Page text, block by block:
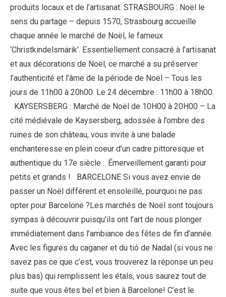
produits locaux et de l’artisanat. STRASBOURG : Noël le
sens du partage – depuis 1570, Strasbourg accueille
chaque année le marché de Noël, le fameux
‘Christkindelsmärik’. Essentiellement consacré à l’artisanat
et aux décorations de Noël, ce marché a su préserver
l’authenticité et l’âme de la période de Noël – Tous les
jours de 11h00 à 20h00. Le 24 décembre : 11h00 à 18h00.
KAYSERSBERG : Marché de Noël de 10H00 à 20H00 – La
cité médiévale de Kaysersberg, adossée à l’ombre des
ruines de son château, vous invite à une balade
enchanteresse en plein coeur d’un cadre pittoresque et
authentique du 17e siècle… Émerveillement garanti pour
petits et grands ! BARCELONE Si vous avez envie de
passer un Noël différent et ensoleillé, pourquoi ne pas
opter pour Barcelone ?Les marchés de Noël sont toujours
sympas à découvrir puisqu’ils ont l’art de nous plonger
immédiatement dans l’ambiance des fêtes de fin d’année.
Avec les figures du caganer et du tió de Nadal (si vous ne
savez pas ce que c’est, vous trouverez la réponse un peu
plus bas) qui remplissent les étals, vous saurez tout de
suite que vous êtes bel et bien à Barcelone! C’est le